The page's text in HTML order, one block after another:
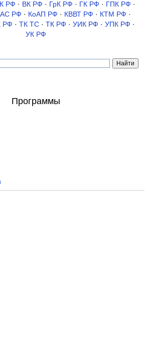
РФ · ВК РФ · ГрК РФ · ГК РФ · ГПК РФ ·
РФ · КоАП РФ · КВВТ РФ · КТМ РФ ·
РФ · ТК TC· ТК РФ · УИК РФ · УПК РФ ·
УК РФ
Программы